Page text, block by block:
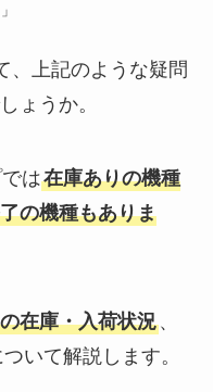
、上記のような疑問
ょうか。
は在庫ありの機種
の機種もありま
在庫・入荷状況、
いて解説します。